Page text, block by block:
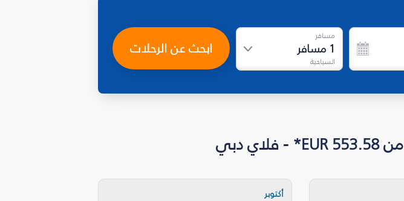
مسافر
1 مسافر
السياحية
ابحث عن الرحلات
أكتوبر